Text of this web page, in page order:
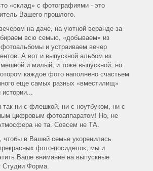
«склад» с фотографиями - это
Вашего прошлого.
на даче, на уютной веранде за
всю семью, «добываем» из
и устраиваем вечер
А вот и выпускной альбом из
и милый, и тоже выпускной, но
каждое фото наполнено счастьем
еще самых разных «вместилищ»
так ни с флешкой, ни с ноутбуком, ни с
цифровым фотоаппаратом! Но, не
не та. Совсем не ТА.
чтобы в Вашей семье укоренилась
фото-посиделок, мы и
Ваше внимание на выпускные
Студии Форма.